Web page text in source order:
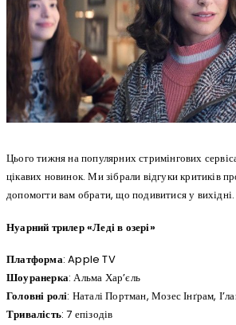
Цього тижня на популярних стримінгових
цікавих новинок. Ми зібрали відгуки критиків
допомогти вам обрати, що подивитися у вихідні.
Нуарний трилер «Леді в озері»
Платформа: Apple TV
Шоуранерка: Альма Хар’єль
Головні ролі: Наталі Портман, Мозес Інґрам,
Тривалість: 7 епізодів